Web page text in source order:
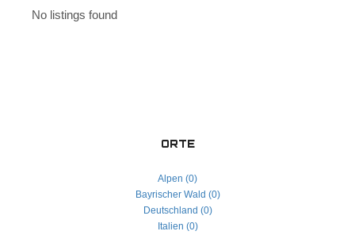
No listings found
ORTE
Alpen (0)
Bayrischer Wald (0)
Deutschland (0)
Italien (0)